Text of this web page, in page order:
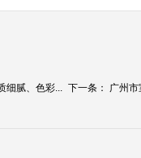
细腻、色彩... 下一条： 广州